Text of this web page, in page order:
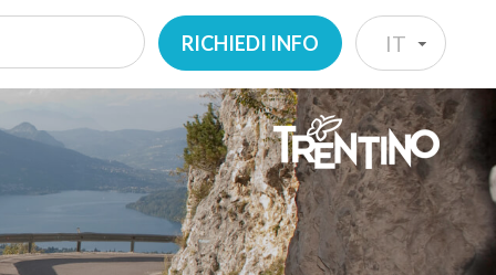
IT
IT
EN
DE
NL
RICHIEDI INFO